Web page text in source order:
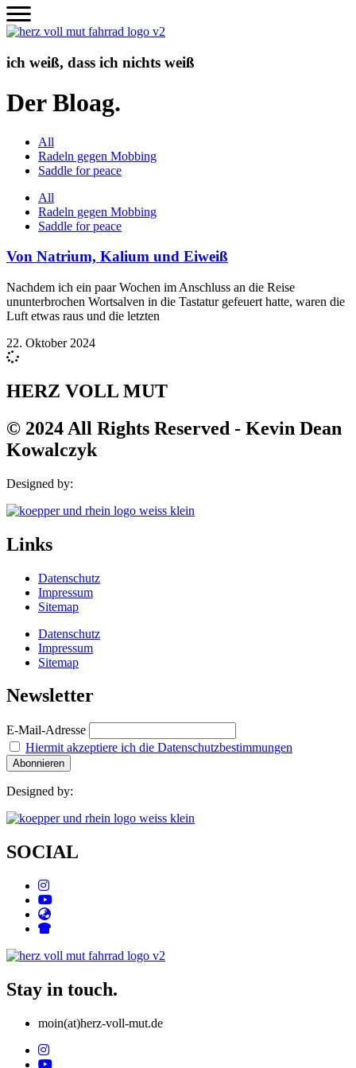
Zum
Inhalt
wechseln
ich weiß, dass ich nichts weiß
Der Bloag.
All
Radeln gegen Mobbing
Saddle for peace
All
Radeln gegen Mobbing
Saddle for peace
Von Natrium, Kalium und Eiweiß
Nachdem ich ein paar Wochen im Anschluss an die Reise
ununterbrochen Wortsalven in die Tastatur gefeuert hatte, waren die
Luft etwas raus und die letzten
22. Oktober 2024
HERZ VOLL MUT
© 2024 All Rights Reserved - Kevin Dean
Kowalczyk
Designed by:
Links
Datenschutz
Impressum
Sitemap
Datenschutz
Impressum
Sitemap
Newsletter
E-Mail-Adresse
Hiermit akzeptiere ich die Datenschutzbestimmungen
Designed by:
SOCIAL
Stay in touch.
moin(at)herz-voll-mut.de